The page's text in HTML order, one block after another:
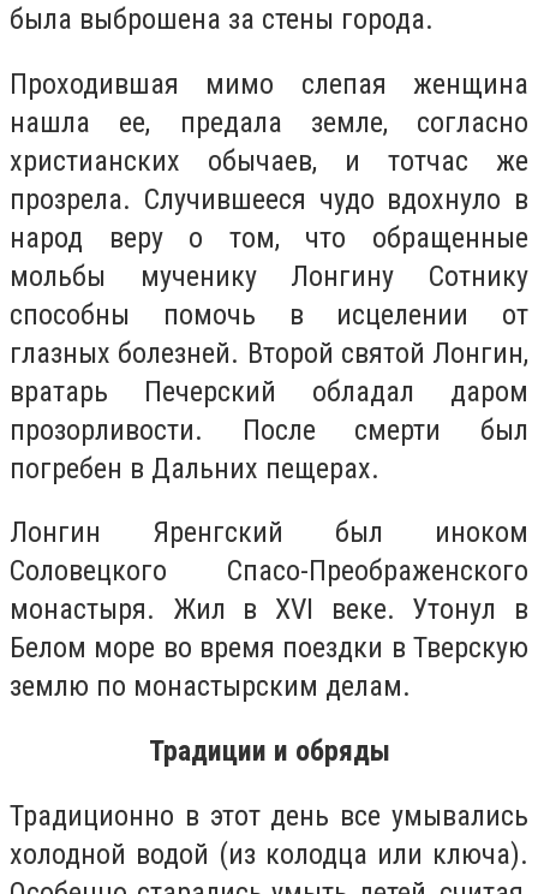
была выброшена за стены города.
Проходившая мимо слепая женщина
нашла ее, предала земле, согласно
христианских обычаев, и тотчас же
прозрела. Случившееся чудо вдохнуло в
народ веру о том, что обращенные
мольбы мученику Лонгину Сотнику
способны помочь в исцелении от
глазных болезней. Второй святой Лонгин,
вратарь Печерский обладал даром
прозорливости. После смерти был
погребен в Дальних пещерах.
Лонгин Яренгский был иноком
Соловецкого Спасо-Преображенского
монастыря. Жил в XVI веке. Утонул в
Белом море во время поездки в Тверскую
землю по монастырским делам.
Традиции и обряды
Традиционно в этот день все умывались
холодной водой (из колодца или ключа).